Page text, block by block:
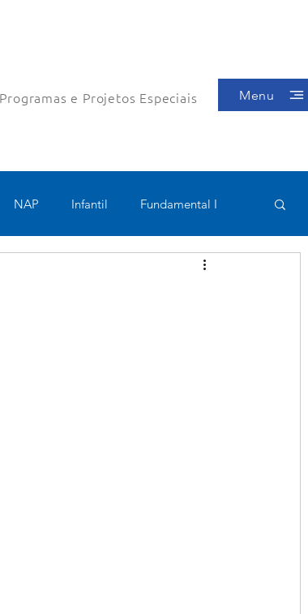
Programas e Projetos Especiais Menu
NAP Infantil Fundamental I